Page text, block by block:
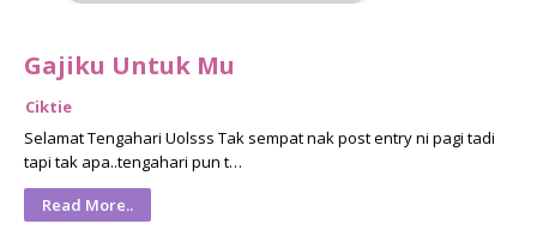
Gajiku Untuk Mu
Ciktie
Selamat Tengahari Uolsss Tak sempat nak post entry ni pagi tadi
tapi tak apa..tengahari pun t…
Read More..